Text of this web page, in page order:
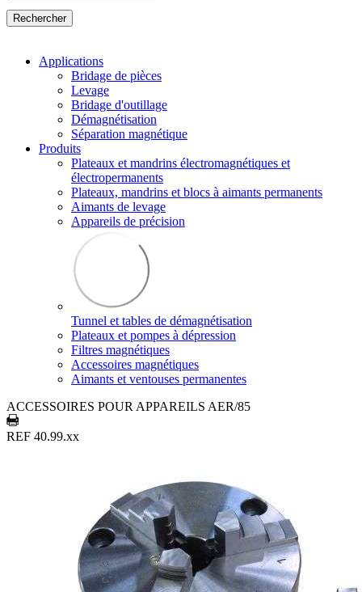
Applications
Bridage de pièces
Levage
Bridage d'outillage
Démagnétisation
Séparation magnétique
Produits
Plateaux et mandrins électromagnétiques et
électropermanents
Plateaux, mandrins et blocs à aimants permanents
Aimants de levage
Appareils de précision
Tunnel et tables de démagnétisation
Plateaux et pompes à dépression
Filtres magnétiques
Accessoires magnétiques
Aimants et ventouses permanentes
ACCESSOIRES POUR APPAREILS AER/85
REF 40.99.xx